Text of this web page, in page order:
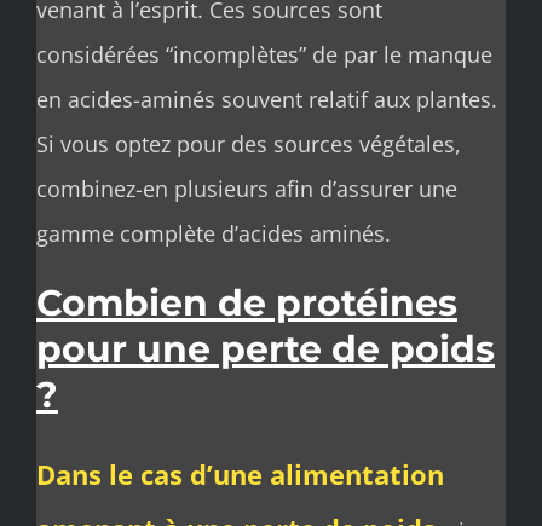
venant à l’esprit. Ces sources sont
considérées “incomplètes” de par le manque
en acides-aminés souvent relatif aux plantes.
Si vous optez pour des sources végétales,
combinez-en plusieurs afin d’assurer une
gamme complète d’acides aminés.
Combien de protéines
pour une perte de poids
?
Dans le cas d’une alimentation